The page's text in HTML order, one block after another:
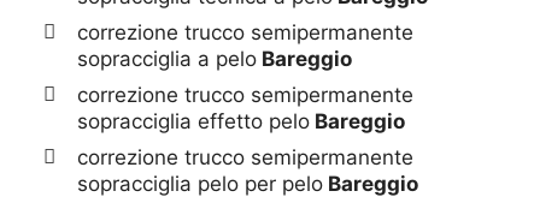
correzione trucco semipermanente
sopracciglia a pelo Bareggio
correzione trucco semipermanente
sopracciglia effetto pelo Bareggio
correzione trucco semipermanente
sopracciglia pelo per pelo Bareggio